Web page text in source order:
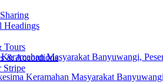
Headings
Tours
& Accordions
Stripe
Keramahan Masyarakat